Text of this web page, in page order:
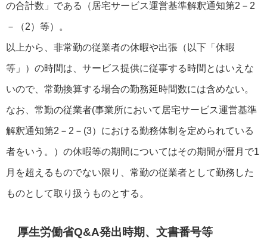
の合計数」である（居宅サービス運営基準解釈通知第2－2
－（2）等）。
以上から、非常勤の従業者の休暇や出張（以下「休暇
等」）の時間は、サービス提供に従事する時間とはいえな
いので、常勤換算する場合の勤務延時間数には含めない。
なお、常勤の従業者(事業所において居宅サービス運営基準
解釈通知第2－2－(3）における勤務体制を定められている
者をいう。）の休暇等の期間についてはその期間が暦月で1
月を超えるものでない限り、常勤の従業者として勤務した
ものとして取り扱うものとする。
厚生労働省Q&A発出時期、文書番号等